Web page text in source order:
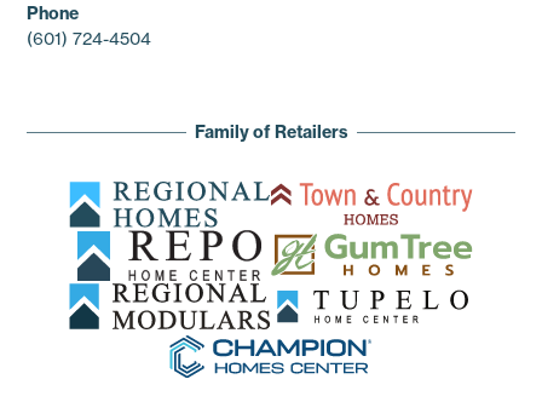
Phone
(601) 724-4504
Family of Retailers